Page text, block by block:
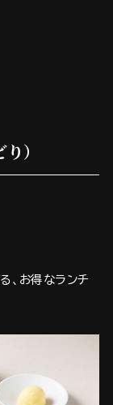
）
、お得なランチ